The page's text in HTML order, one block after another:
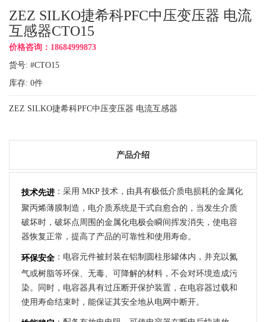
ZEZ SILKO捷希科PFC中压变压器 电流
互感器CTO15
价格咨询：18684999873
货号: #CTO15
库存: 0件
ZEZ SILKO捷希科PFC中压变压器 电流互感器
产品介绍
技术先进 ：采用 MKP 技术，由具有极低介质电损耗的金属化
聚丙烯薄膜制造，电介质系统是干式自愈合的，当发生介质
破坏时，破坏点周围的金属化电极会瞬间挥发消失，使电容
器恢复正常，提高了产品的可靠性和使用寿命。
环保安全 ：电容元件被封装在铝制圆柱形罐体内，并充以氮
气或树脂等环保、无毒、可降解的材料，不会对环境造成污
染。同时，电容器具有过压断开保护装置，在电容器过载和
使用寿命结束时，能保证其安全地从电网中断开。